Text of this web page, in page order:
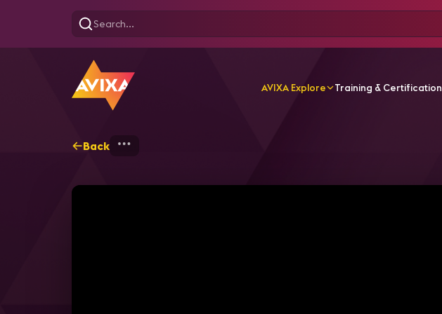
AVIXA Explore Training & Certification
Back